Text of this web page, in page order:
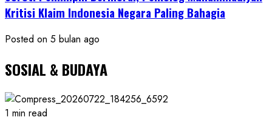
Kritisi Klaim Indonesia Negara Paling Bahagia
Posted on 5 bulan ago
SOSIAL & BUDAYA
1 min read